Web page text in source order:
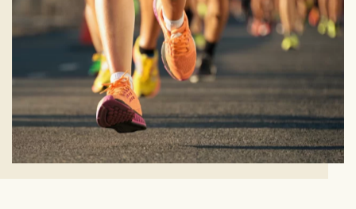
RUN FOR HER
“Run For Her”es una iniciativa que forma
parte de"Shared Purpose", el programa de
responsabilidad social de Ford, que impulsa a